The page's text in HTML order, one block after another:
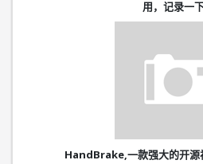
用，记录一
HandBrake,一款强大的开源